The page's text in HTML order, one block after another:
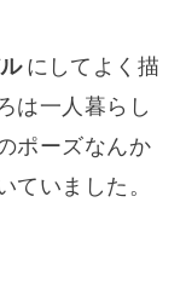
にしてよく描
は一人暮らし
ポーズなんか
ていました。